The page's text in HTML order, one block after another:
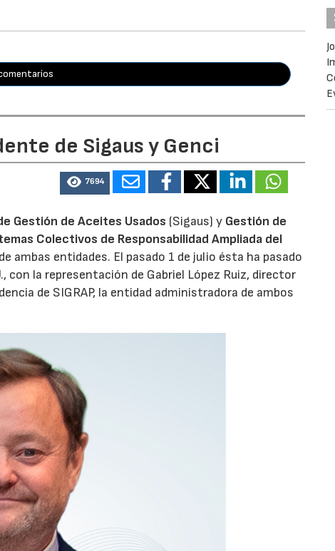
de Sigaus y Genci
7694
Gestión de Aceites Usados (Sigaus) y Gestión de
Colectivos de Responsabilidad Ampliada del
ambas entidades. El pasado 1 de julio ésta ha pasado
con la representación de Gabriel López Ruiz, director
de SIGRAP, la entidad administradora de ambos